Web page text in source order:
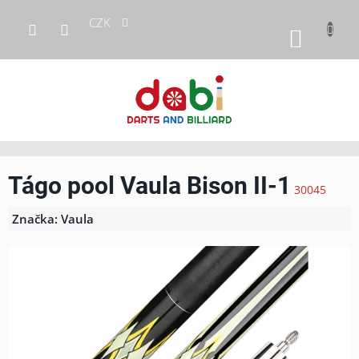
obsah
CZK
KOŠÍK
Tágo pool Vaula Bison II-1 30045
Značka: Vaula